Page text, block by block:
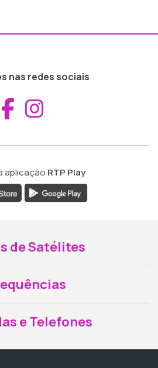
nas redes sociais
Aceder ao
aplicação RTP Play
de Satélites
e Telefones